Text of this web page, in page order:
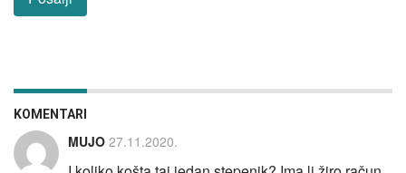
KOMENTARI
MUJO 27.11.2020.